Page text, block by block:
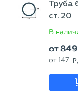
Труба
ст. 20
В
от
от 147 p